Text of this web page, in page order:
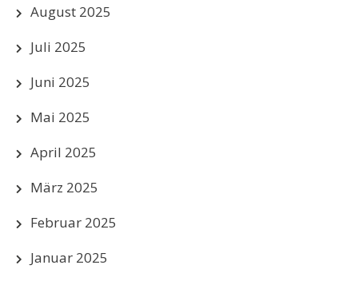
August 2025
Juli 2025
Juni 2025
Mai 2025
April 2025
März 2025
Februar 2025
Januar 2025